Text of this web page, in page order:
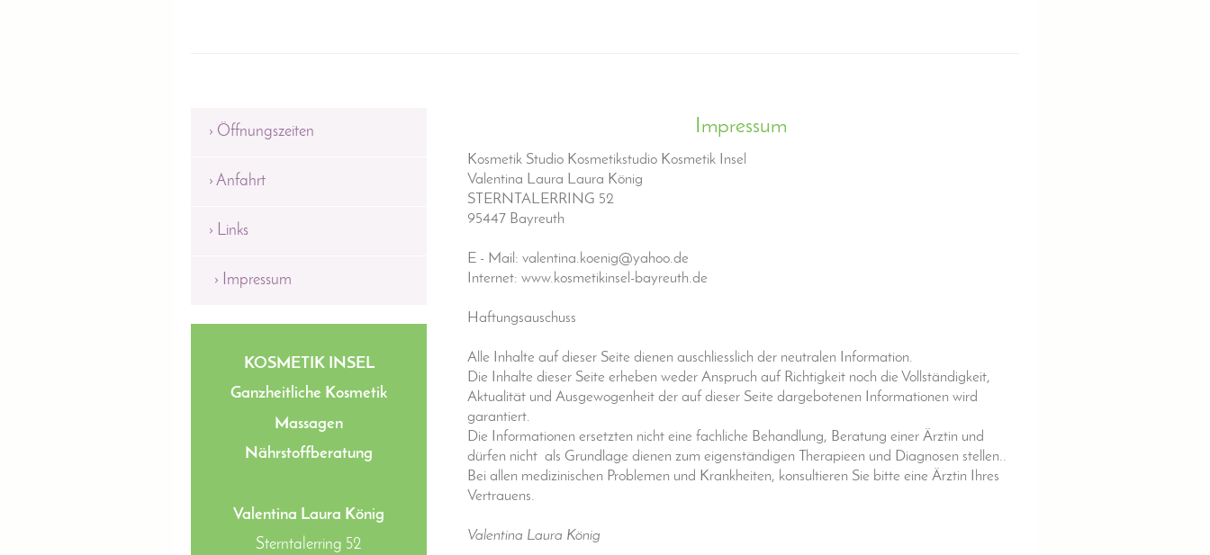
Impressum
Kosmetik Studio Kosmetikstudio Kosmetik Insel
Valentina Laura Laura König
STERNTALERRING 52
95447 Bayreuth
E - Mail: valentina.koenig@yahoo.de
Internet: www.kosmetikinsel-bayreuth.de
Haftungsauschuss
Alle Inhalte auf dieser Seite dienen auschliesslich der neutralen Information.
Die Inhalte dieser Seite erheben weder Anspruch auf Richtigkeit noch die Vollständigkeit,
Aktualität und Ausgewogenheit der auf dieser Seite dargebotenen Informationen wird
garantiert.
Die Informationen ersetzten nicht eine fachliche Behandlung, Beratung einer Ärztin und
dürfen nicht als Grundlage dienen zum eigenständigen Therapieen und Diagnosen stellen..
Bei allen medizinischen Problemen und Krankheiten, konsultieren Sie bitte eine Ärztin Ihres
Vertrauens.
Valentina Laura König
Öffnungszeiten
Anfahrt
Links
Impressum
KOSMETIK INSEL
Ganzheitliche Kosmetik
Massagen
Nährstoffberatung
Valentina Laura König
Sterntalerring 52